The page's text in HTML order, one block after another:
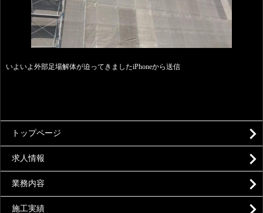
いよいよ外部足場解体が迫ってきましたiPhoneから送信
トップページ
求人情報
業務内容
施工実績